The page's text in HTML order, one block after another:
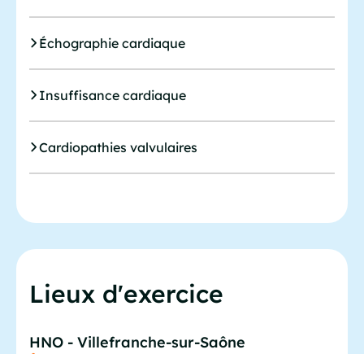
Échographie cardiaque
Insuffisance cardiaque
Cardiopathies valvulaires
Lieux d'exercice
HNO - Villefranche-sur-Saône